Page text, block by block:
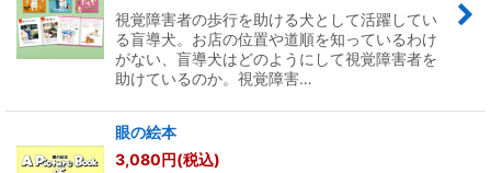
視覚障害者の歩行を助ける犬として活躍してい
る盲導犬。お店の位置や道順を知っているわけ
がない、盲導犬はどのようにして視覚障害者を
助けているのか。視覚障害…
眼の絵本
3,080円(税込)